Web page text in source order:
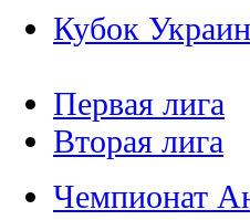
Кубок
Первая лига
Вторая лига
Чемпионат